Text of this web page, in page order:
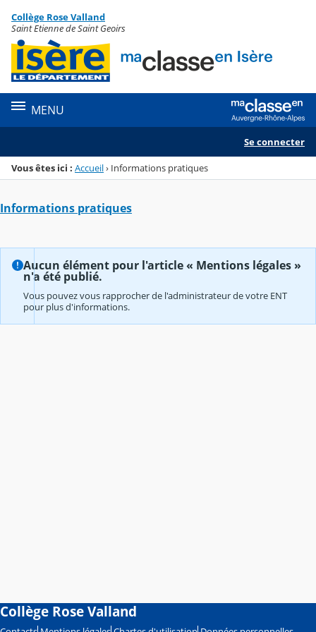
Menu de la rubrique
Contenu
Collège Rose Valland
Saint Etienne de Saint Geoirs
MENU
Se connecter
Vous êtes ici : Accueil› Informations pratiques
Informations pratiques
Aucun élément pour l'article « Mentions légales »
n'a été publié.
Vous pouvez vous rapprocher de l'administrateur de votre ENT
pour plus d'informations.
Collège Rose Valland